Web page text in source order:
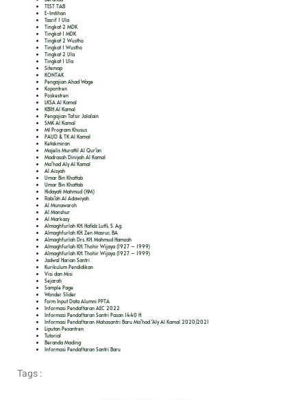
TEST TAB
E-Imtihan
Tasrif 1 Ula
Tingkat 2 MDK
Tingkat 1 MDK
Tingkat 2 Wustho
Tingkat 1 Wustho
Tingkat 2 Ula
Tingkat 1 Ula
Sitemap
KONTAK
Pengajian Ahad Wage
Kopontren
Poskestren
LKSA Al Kamal
KBIH Al Kamal
Pengajian Tafsir Jalalain
SMK Al Kamal
MI Program Khusus
PAUD & TK Al Kamal
Ketakmiran
Majelis Murattil Al Qur’an
Madrasah Diniyah Al Kamal
Ma’had Aly Al Kamal
Al Aisyah
Umar Bin Khattab
Umar Bin Khattab
Hidayati Mahmud (HM)
Rabi’ah Al Adawiyah
Al Munawaroh
Al Manshur
Al Markazy
Almaghfurlah KH. Hafidz Lutfi, S. Ag.
Almaghfurlah KH. Zen Masrur, BA
Almaghfurlah Drs. KH. Mahmud Hamzah
Almaghfurlah KH. Thohir Wijaya (1927 – 1999)
Almaghfurlah KH. Thohir Wijaya (1927 – 1999)
Jadwal Harian Santri
Kurikulum Pendidikan
Visi dan Misi
Sejarah
Sample Page
Wonder Slider
Form Input Data Alumni PPTA
Informasi Pendaftaran AEC 2022
Informasi Pendaftaran Santri Pasan 1440 H
Informasi Pendaftaran Mahasantri Baru Ma’had ‘Aly Al Kamal 2020/2021
Liputan Pesantren
Tutorial
Beranda Mading
Informasi Pendaftaran Santri Baru
Tags :